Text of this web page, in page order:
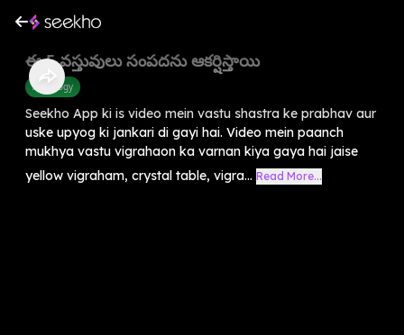
ఈ 5 వస్తువులు సంపదను ఆకర్షిస్తాయి
Astrology
Seekho App ki is video mein vastu shastra ke prabhav aur
uske upyog ki jankari di gayi hai. Video mein paanch
mukhya vastu vigrahaon ka varnan kiya gaya hai jaise
yellow vigraham, crystal table, vigra... Read More...